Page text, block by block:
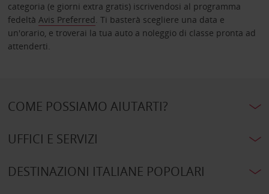
categoria (e giorni extra gratis) iscrivendosi al programma
fedeltà Avis Preferred. Ti basterà scegliere una data e
un'orario, e troverai la tua auto a noleggio di classe pronta ad
attenderti.
COME POSSIAMO AIUTARTI?
UFFICI E SERVIZI
DESTINAZIONI ITALIANE POPOLARI